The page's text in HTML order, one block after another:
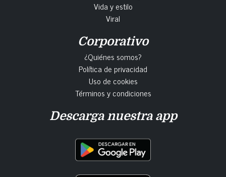
Vida y estilo
Viral
Corporativo
¿Quiénes somos?
Política de privacidad
Uso de cookies
Términos y condiciones
Descarga nuestra app